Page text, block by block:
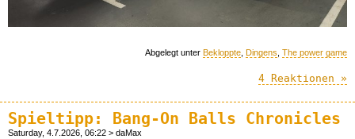
Abgelegt unter Bekloppte Dingens The power game
4 Reaktionen »
Spieltipp: Bang-On Balls Chronicles
Saturday, 4.7.2026, 06:22 > daMax